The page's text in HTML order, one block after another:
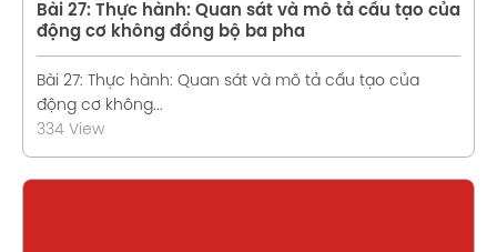
Bài 27: Thực hành: Quan sát và mô tả cấu tạo của
động cơ không đồng bộ ba pha
Bài 27: Thực hành: Quan sát và mô tả cấu tạo của
động cơ không...
334 View